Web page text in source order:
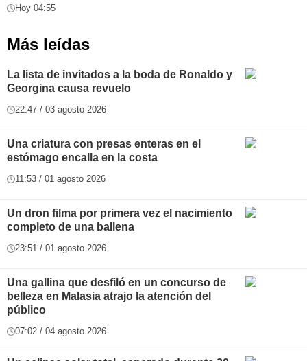
Hoy 04:55
Más leídas
La lista de invitados a la boda de Ronaldo y
Georgina causa revuelo
22:47 / 03 agosto 2026
Una criatura con presas enteras en el
estómago encalla en la costa
11:53 / 01 agosto 2026
Un dron filma por primera vez el nacimiento
completo de una ballena
23:51 / 01 agosto 2026
Una gallina que desfiló en un concurso de
belleza en Malasia atrajo la atención del
público
07:02 / 04 agosto 2026